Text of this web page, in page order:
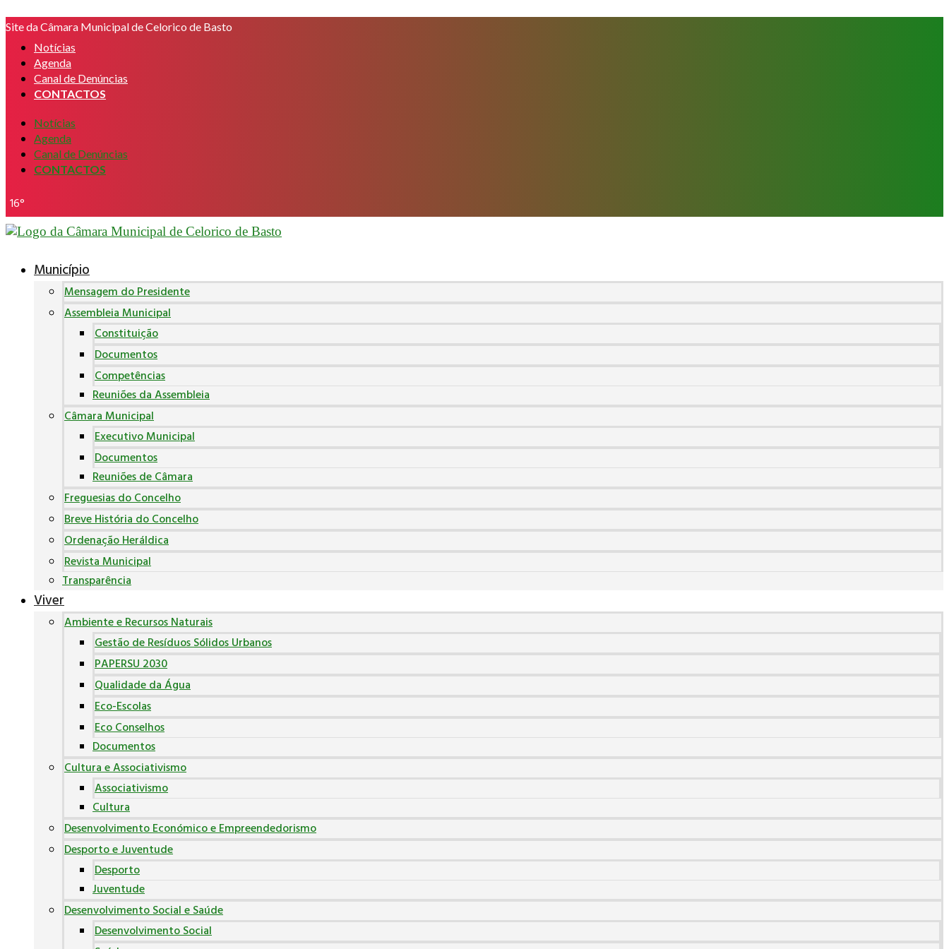
para
conteúdo
Site da Câmara Municipal de Celorico de Basto
Notícias
Agenda
Canal de Denúncias
CONTACTOS
Notícias
Agenda
Canal de Denúncias
CONTACTOS
16°
Município
Mensagem do Presidente
Assembleia Municipal
Constituição
Documentos
Competências
Reuniões da Assembleia
Câmara Municipal
Executivo Municipal
Documentos
Reuniões de Câmara
Freguesias do Concelho
Breve História do Concelho
Ordenação Heráldica
Revista Municipal
Transparência
Viver
Ambiente e Recursos Naturais
Gestão de Resíduos Sólidos Urbanos
PAPERSU 2030
Qualidade da Água
Eco-Escolas
Eco Conselhos
Documentos
Cultura e Associativismo
Associativismo
Cultura
Desenvolvimento Económico e Empreendedorismo
Desporto e Juventude
Desporto
Juventude
Desenvolvimento Social e Saúde
Desenvolvimento Social